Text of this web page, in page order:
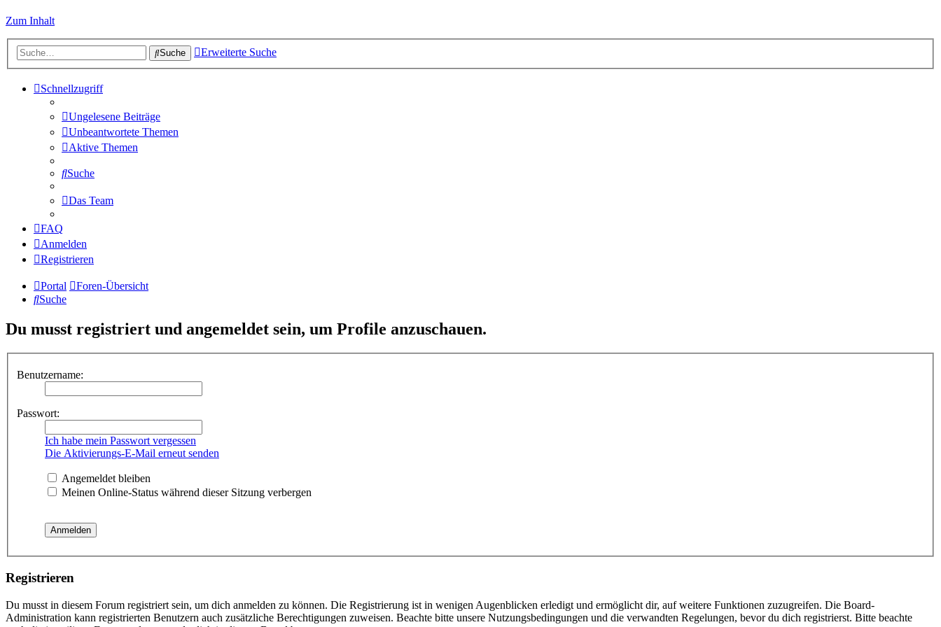
Zum Inhalt
Suche Erweiterte Suche
Schnellzugriff
Ungelesene Beiträge
Unbeantwortete Themen
Aktive Themen
Suche
Das Team
FAQ
Anmelden
Registrieren
Portal
Foren-Übersicht
Suche
Du musst registriert und angemeldet sein, um Profile anzuschauen.
Benutzername:
Passwort:
Ich habe mein Passwort vergessen
Die Aktivierungs-E-Mail erneut senden
Angemeldet bleiben
Meinen Online-Status während dieser Sitzung verbergen
Registrieren
Du musst in diesem Forum registriert sein, um dich anmelden zu können. Die Registrierung ist in wenigen Augenblicken erledigt und ermöglicht dir, auf weitere Funktionen zuzugreifen. Die Board-
Administration kann registrierten Benutzern auch zusätzliche Berechtigungen zuweisen. Beachte bitte unsere Nutzungsbedingungen und die verwandten Regelungen, bevor du dich registrierst. Bitte beachte